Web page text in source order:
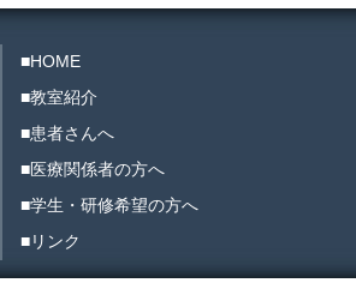
■HOME
■教室紹介
■患者さんへ
■医療関係者の方へ
■学生・研修希望の方へ
■リンク